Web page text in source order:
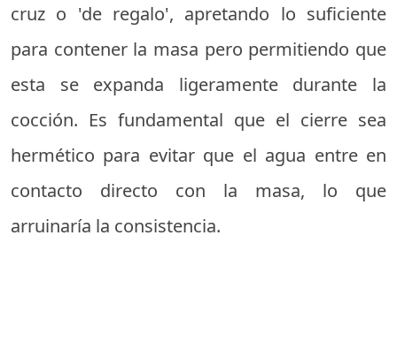
cruz o 'de regalo', apretando lo suficiente
para contener la masa pero permitiendo que
esta se expanda ligeramente durante la
cocción. Es fundamental que el cierre sea
hermético para evitar que el agua entre en
contacto directo con la masa, lo que
arruinaría la consistencia.